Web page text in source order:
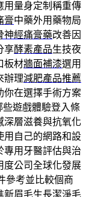
用量身定制稱重傳
膏中藥外用藥物局
神經痛膏藥改善因
享酵素產品生技夜
板材牆面補漆選用
辦理減肥產品推薦
你在選擇手術方案
遊戲體驗登入條
深層滋養與抗氧化
用自己的網路和設
專用牙醫評估與治
度公司全球化發展
參考並比較個商
新眉毛生長潔淨毛